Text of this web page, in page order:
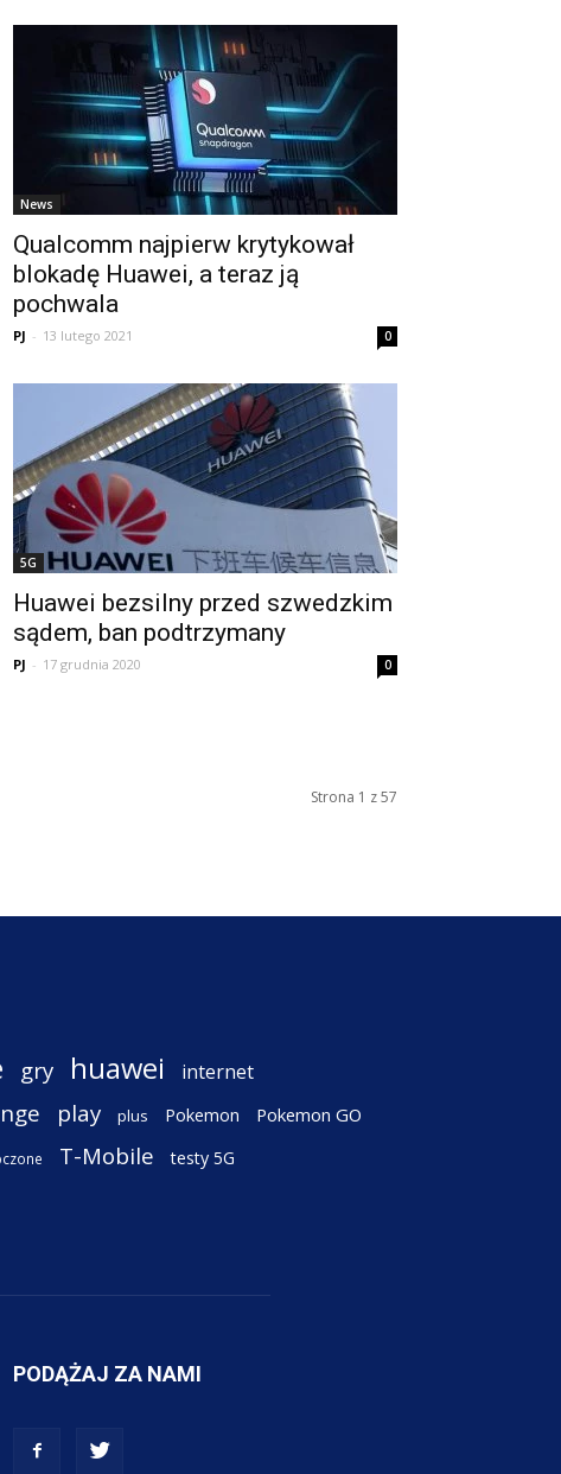
News
Qualcomm najpierw krytykował
blokadę Huawei, a teraz ją
pochwala
PJ - 13 lutego 2021 0
5G
Huawei bezsilny przed szwedzkim
sądem, ban podtrzymany
PJ - 17 grudnia 2020 0
Strona 1 z 57
gry huawei internet
play plus Pokemon Pokemon GO
T-Mobile testy 5G
PODĄŻAJ ZA NAMI